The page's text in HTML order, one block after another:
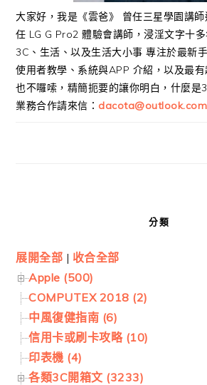
大家好，我是《雲爸》 曾任三星學園講
任 LG G Pro2 體驗會講師，浸淫文字十
3C、生活、以及生活大小事 專注於最新
使用者教學、系統與APP 介紹，以及最
也不囉嗦，精簡扼要的讓你明白，什麼是
業務合作請來信： dacota@outlook.com
分類
展開全部 | 收合全部
Apple (500)
COMPUTEX 2018 (2)
中風復健指南 (6)
信用卡或刷卡攻略 (10)
印表機 (4)
各類3C開箱文 (3233)